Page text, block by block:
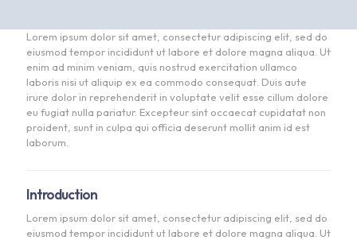
Lorem ipsum dolor sit amet, consectetur adipiscing elit, sed do
eiusmod tempor incididunt ut labore et dolore magna aliqua. Ut
enim ad minim veniam, quis nostrud exercitation ullamco
laboris nisi ut aliquip ex ea commodo consequat. Duis aute
irure dolor in reprehenderit in voluptate velit esse cillum dolore
eu fugiat nulla pariatur. Excepteur sint occaecat cupidatat non
proident, sunt in culpa qui officia deserunt mollit anim id est
laborum.
Introduction
Lorem ipsum dolor sit amet, consectetur adipiscing elit, sed do
eiusmod tempor incididunt ut labore et dolore magna aliqua. Ut